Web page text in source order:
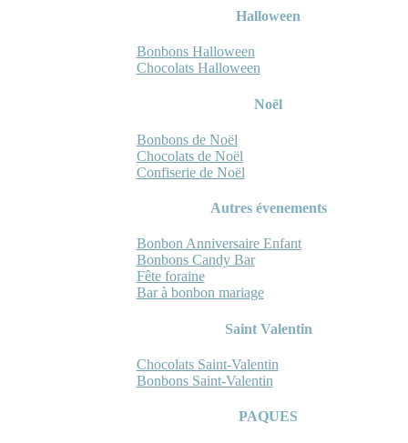
Halloween
Bonbons Halloween
Chocolats Halloween
Noël
Bonbons de Noël
Chocolats de Noël
Confiserie de Noël
Autres évenements
Bonbon Anniversaire Enfant
Bonbons Candy Bar
Fête foraine
Bar à bonbon mariage
Saint Valentin
Chocolats Saint-Valentin
Bonbons Saint-Valentin
PAQUES